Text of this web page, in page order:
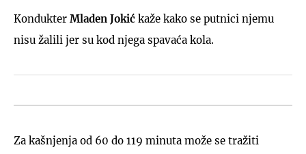
Kondukter Mladen Jokić kaže kako se putnici njemu
nisu žalili jer su kod njega spavaća kola.
Za kašnjenja od 60 do 119 minuta može se tražiti